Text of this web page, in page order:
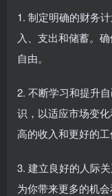
1. 制定明确的财务
入、支出和储蓄。
自由。
2. 不断学习和提升
识，以适应市场变
高的收入和更好的工
3. 建立良好的人际
为你带来更多的机